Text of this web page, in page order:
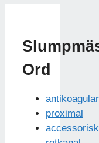
Ord
proximal
accessorisk